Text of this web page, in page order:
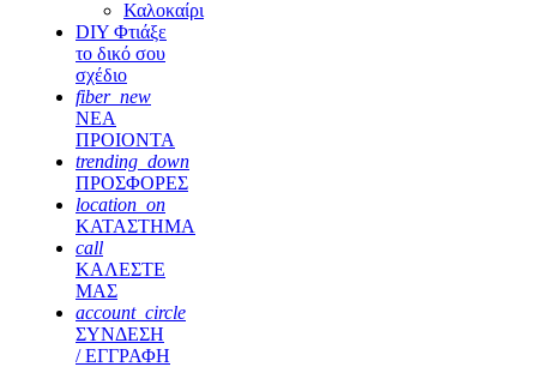
Καλοκαίρι
DIY Φτιάξε
το δικό σου
σχέδιο
fiber_new
ΝΕΑ
ΠΡΟΙΟΝΤΑ
trending_down
ΠΡΟΣΦΟΡΕΣ
location_on
ΚΑΤΑΣΤΗΜΑ
call
ΚΑΛΕΣΤΕ
ΜΑΣ
account_circle
ΣΥΝΔΕΣΗ
/ ΕΓΓΡΑΦΗ